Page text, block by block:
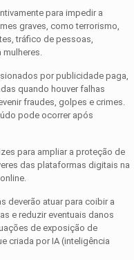
para impedir a
graves, como terrorismo,
tráfico de pessoas,
por publicidade paga,
quando houver falhas
fraudes, golpes e crimes.
pode ocorrer após
para ampliar a proteção de
das plataformas digitais na
deverão atuar para coibir a
e reduzir eventuais danos
de exposição de
criada por IA (inteligência